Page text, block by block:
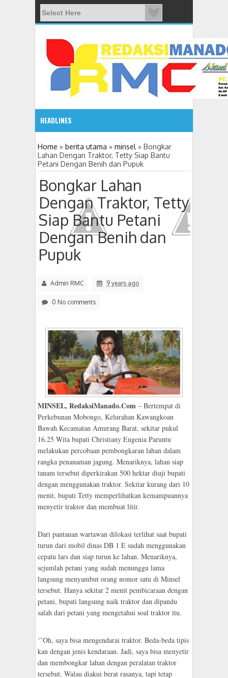
HEADLINES
08:03 AM
ADVETORIAL JONRU GANTIKAN MONO PIMPIN DPRD
Home » berita utama » minsel » Bongkar
Lahan Dengan Traktor, Tetty Siap Bantu
Petani Dengan Benih dan Pupuk
Bongkar Lahan
Dengan Traktor, Tetty
Siap Bantu Petani
Dengan Benih dan
Pupuk
Admin RMC 9 years ago
0 No comments
MINSEL, RedaksiManado.Com – Bertempat di
Perkebunan Mobongo, Kelurahan Kawangkoan
Bawah Kecamatan Amurang Barat, sekitar pukul
16.25 Wita bupati Christiany Eugenia Paruntu
melakukan percobaan pembongkaran lahan dalam
rangka penanaman jagung. Menariknya, lahan siap
tanam tersebut diperkirakan 500 hektar diuji bupati
dengan menggunakan traktor. Sekitar kurang dari 10
menit, bupati Tetty memperlihatkan kemampuannya
menyetir traktor dan membuat litir.
Dari pantauan wartawan dilokasi terlihat saat bupati
turun dari mobil dinas DB 1 E sudah menggunakan
cepatu lars dan siap turun ke lahan. Menariknya,
sejumlah petani yang sudah menunggu lama
langsung menyambut orang nomor satu di Minsel
tersebut. Hanya sekitar 2 menit pembicaraan dengan
petani, bupati langsung naik traktor dan dipandu
salah dari petani yang mengetahui soal traktor itu.
‘’Oh, saya bisa mengendarai traktor. Beda-beda tipis
kan dengan jenis kendaraan. Jadi, saya bisa menyetir
dan membongkar lahan dengan peralatan traktor
tersebut. Walau diakui berat rasanya, tapi tetap